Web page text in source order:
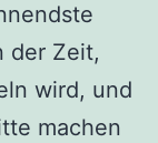
der Zeit,
wird, und
machen